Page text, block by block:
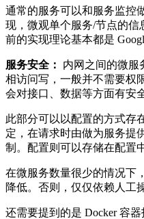
通常的服务可以和服务监控
现，微观单个服务/节点的信
前的实现理论基本都是
服务安全：
内网之间的微服
相访问写，一般并不需要权
会对接口、数据等方面有安
此部分可以以配置的方式存
定，在请求时由做为服务提
制。配置则可以存储在配置
在微服务数量很少的情况下
降低。否则，仅仅依赖人工
还需要提到的是 Docker 容